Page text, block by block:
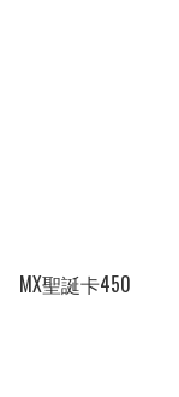
MX聖誕卡450